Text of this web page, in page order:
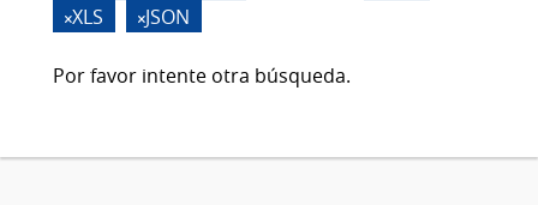
XLS
JSON
Por favor intente otra búsqueda.